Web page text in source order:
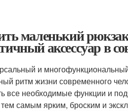
маленький
аксессуар в
и
ритм жизни современного
все необходимые функции и
тем самым ярким, броским и